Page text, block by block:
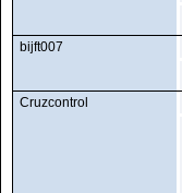
bijft007
Cruzcontrol